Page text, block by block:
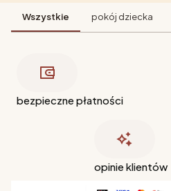
Wszystkie pokój dziecka
bezpieczne płatności
opinie klientów